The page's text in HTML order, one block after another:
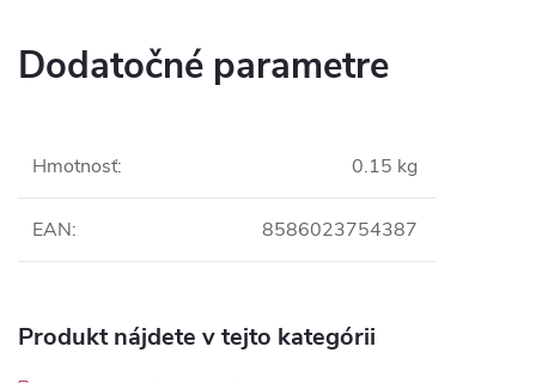
Dodatočné parametre
Hmotnosť: 0.15 kg
EAN: 8586023754387
Produkt nájdete v tejto kategórii